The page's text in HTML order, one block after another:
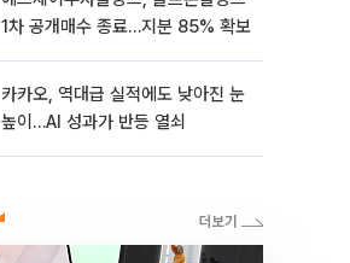
1차 공개매수 종료…지분 85% 확보
카카오, 역대급 실적에도 낮아진 눈
높이…AI 성과가 반등 열쇠